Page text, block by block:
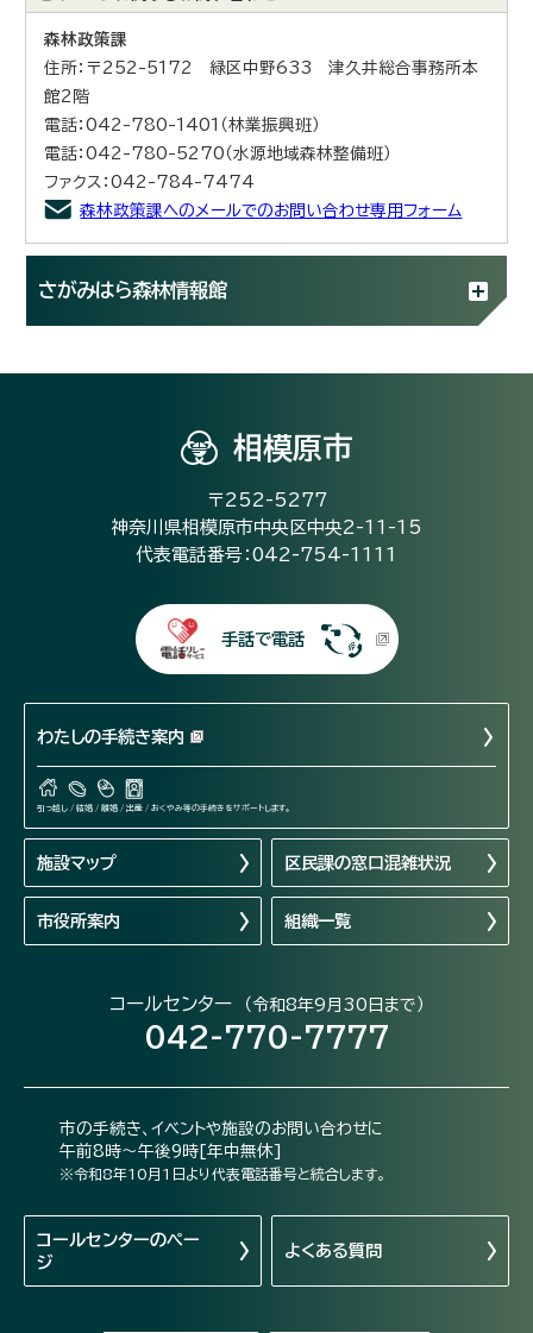
森林政策課
住所：〒252-5172 緑区中野633 津久井総合事務所本
館2階
電話：042-780-1401（林業振興班）
電話：042-780-5270（水源地域森林整備班）
ファクス：042-784-7474
森林政策課へのメールでのお問い合わせ専用フォーム
さがみはら森林情報館
相模原市
〒252-5277
神奈川県相模原市中央区中央2-11-15
代表電話番号：042-754-1111
手話で電話
わたしの手続き案内
引っ越し / 結婚 / 離婚 / 出産 / おくやみ等の手続きをサポートします。
施設マップ 区民課の窓口混雑状況
市役所案内 組織一覧
コールセンター （令和8年9月30日まで）
042-770-7777
市の手続き、イベントや施設のお問い合わせに
午前8時～午後9時[年中無休]
※令和8年10月1日より代表電話番号と統合します。
コールセンターのペー
ジ
よくある質問